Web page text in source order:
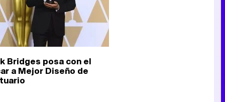
Bridges posa con el
a Mejor Diseño de